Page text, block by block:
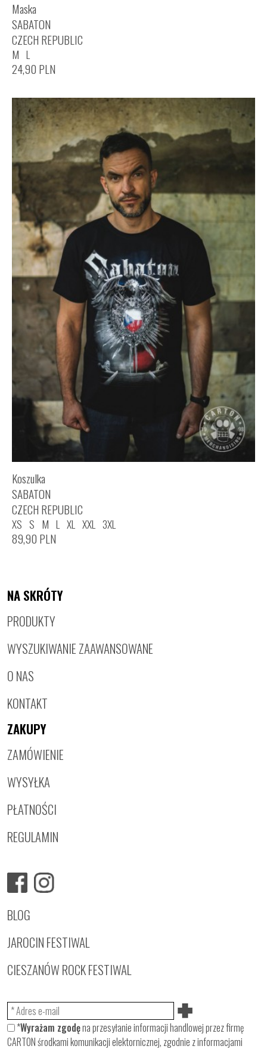
Maska
SABATON
CZECH REPUBLIC
M L
24,90 PLN
Koszulka
SABATON
CZECH REPUBLIC
XS S M L XL XXL 3XL
89,90 PLN
NA SKRÓTY
PRODUKTY
WYSZUKIWANIE ZAAWANSOWANE
O NAS
KONTAKT
ZAKUPY
ZAMÓWIENIE
WYSYŁKA
PŁATNOŚCI
REGULAMIN
BLOG
JAROCIN FESTIWAL
CIESZANÓW ROCK FESTIWAL
*Wyrażam zgodęna przesyłanie informacji handlowej przez firmę
CARTON środkami komunikacji elektornicznej, zgodnie z informacjami